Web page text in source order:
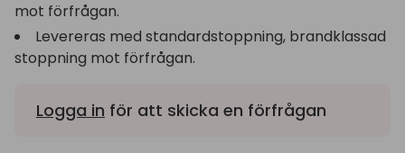
mot förfrågan.
Levereras med standardstoppning, brandklassad
stoppning mot förfrågan.
Logga in för att skicka en förfrågan